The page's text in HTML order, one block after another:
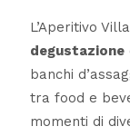
L’Aperitivo
degustazione
banchi
tra food e
momenti di